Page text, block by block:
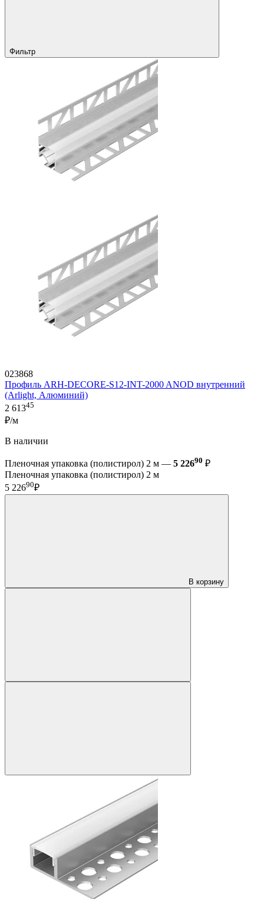
Фильтр
023868
Профиль ARH-DECORE-S12-INT-2000 ANOD внутренний
(Arlight, Алюминий)
2 61345
₽/м
В наличии
Пленочная упаковка (полистирол) 2 м — 5 22690 ₽
Пленочная упаковка (полистирол) 2 м
5 22690₽
В корзину